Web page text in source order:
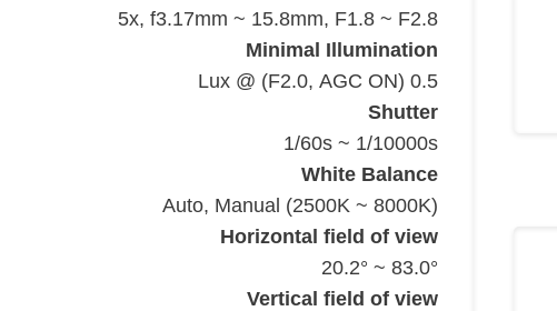
5x, f3.17mm ~ 15.8mm, F1.8 ~ F2.8
Minimal Illumination
0.5 Lux @ (F2.0,
AGC ON)
Shutter
1/60s ~ 1/10000s
White Balance
Auto, Manual (2500K ~ 8000K)
Horizontal field of view
83.0° ~ 20.2°
Vertical field of view